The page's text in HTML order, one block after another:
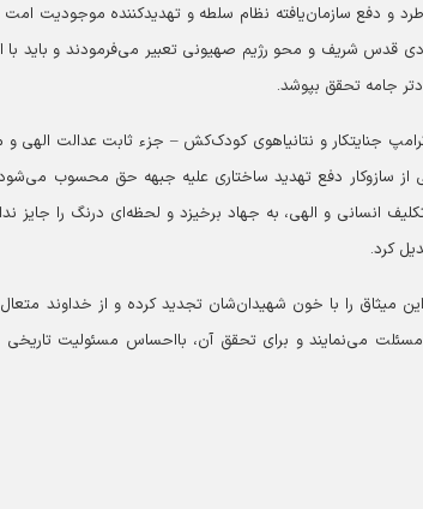
طرد و دفع سازمان‌یافته‌ نظام سلطه و تهدیدکننده‌ موجودیت
قدس شریف و محو رژیم صهیونی تعبیر می‌فرمودند و باید
جامه تحقق بپوشد.
جنایتکار و نتانیاهوی کودک‌کش – جزء ثابت عدالت الهی و
سازوکار دفع تهدید ساختاری علیه جبهه حق محسوب می‌شود
انسانی و الهی، به جهاد برخیزد و لحظه‌ای درنگ را جایز
کرد.
میثاق را با خون شهیدان‌شان تجدید کرده و از خداوند
می‌نمایند و برای تحقق آن، بااحساس مسئولیت تاریخی